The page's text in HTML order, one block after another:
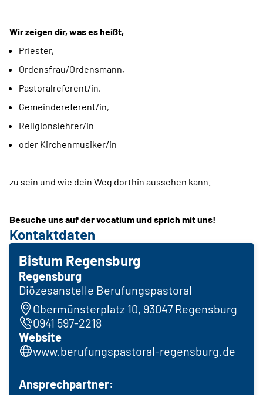
Wir zeigen dir, was es heißt,
Priester,
Ordensfrau/Ordensmann,
Pastoralreferent/in,
Gemeindereferent/in,
Religionslehrer/in
oder Kirchenmusiker/in
zu sein und wie dein Weg dorthin aussehen kann.
Besuche uns auf der vocatium und sprich mit uns!
Kontaktdaten
Bistum Regensburg
Regensburg
Diözesanstelle Berufungspastoral
Obermünsterplatz 10, 93047 Regensburg
0941 597-2218
Website
www.berufungspastoral-regensburg.de
Ansprechpartner: